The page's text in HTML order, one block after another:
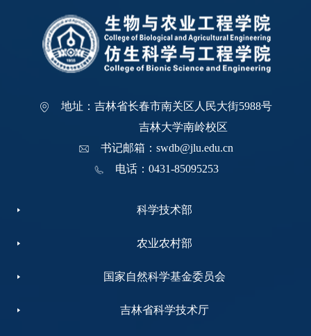
地址：吉林省长春市南关区人民大街5988号
吉林大学南岭校区
书记邮箱：swdb@jlu.edu.cn
电话：0431-85095253
科学技术部
农业农村部
国家自然科学基金委员会
吉林省科学技术厅